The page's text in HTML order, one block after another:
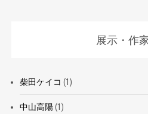
展示・作
柴田ケイコ (1)
中山高陽(1)